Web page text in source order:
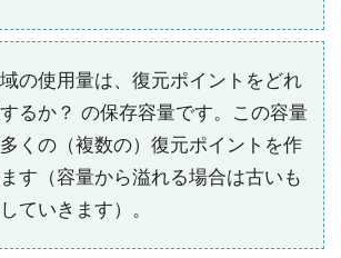
の使用量は、復元ポイントをどれ
るか？ の保存容量です。この容量
くの（複数の）復元ポイントを作
す（容量から溢れる場合は古いも
ていきます）。